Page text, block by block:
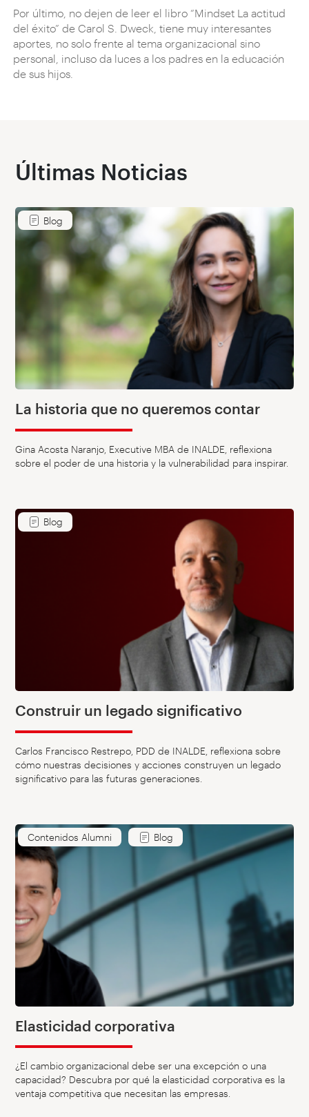
Por último, no dejen de leer el libro “Mindset La actitud
del éxito” de Carol S. Dweck, tiene muy interesantes
aportes, no solo frente al tema organizacional sino
personal, incluso da luces a los padres en la educación
de sus hijos.
Últimas Noticias
Blog
La historia que no queremos contar
Gina Acosta Naranjo, Executive MBA de INALDE, reflexiona
sobre el poder de una historia y la vulnerabilidad para inspirar.
Blog
Construir un legado significativo
Carlos Francisco Restrepo, PDD de INALDE, reflexiona sobre
cómo nuestras decisiones y acciones construyen un legado
significativo para las futuras generaciones.
Contenidos Alumni Blog
Elasticidad corporativa
¿El cambio organizacional debe ser una excepción o una
capacidad? Descubra por qué la elasticidad corporativa es la
ventaja competitiva que necesitan las empresas.